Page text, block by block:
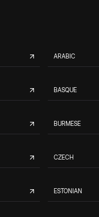
ARABIC
BASQUE
BURMESE
CZECH
ESTONIAN